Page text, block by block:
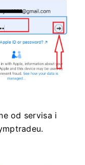
od servisa i